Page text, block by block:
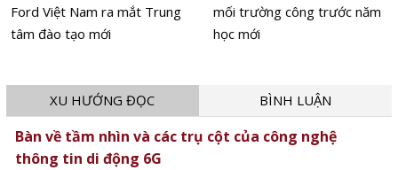
Ford Việt Nam ra mắt Trung
tâm đào tạo mới
mối trường công trước năm
học mới
XU HƯỚNG ĐỌC BÌNH LUẬN
Bàn về tầm nhìn và các trụ cột của công nghệ
thông tin di động 6G